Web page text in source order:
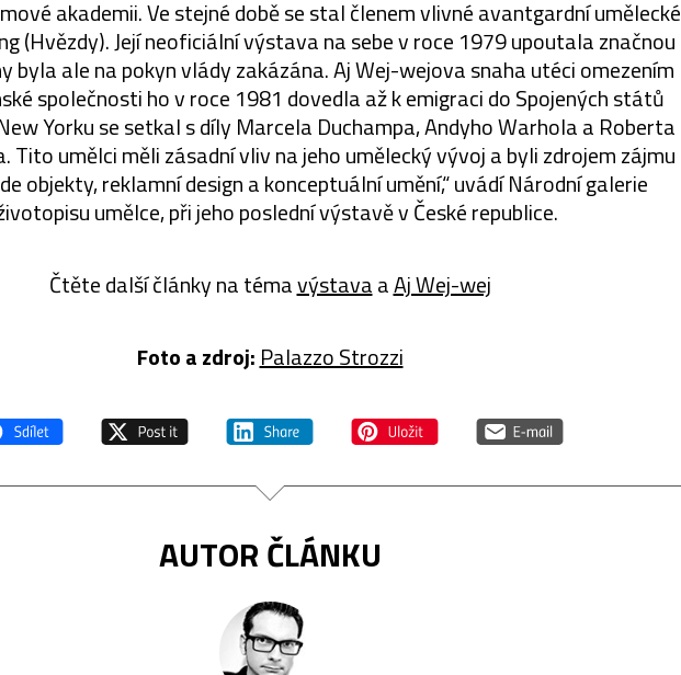
akademii. Ve stejné době se stal členem vlivné avantgardní umělecké
(Hvězdy). Její neoficiální výstava na sebe v roce 1979 upoutala značnou
byla ale na pokyn vlády zakázána. Aj Wej-wejova snaha utéci omezením
společnosti ho v roce 1981 dovedla až k emigraci do Spojených států
Yorku se setkal s díly Marcela Duchampa, Andyho Warhola a Roberta
Tito umělci měli zásadní vliv na jeho umělecký vývoj a byli zdrojem zájmu
objekty, reklamní design a konceptuální umění,“ uvádí Národní galerie
umělce, při jeho poslední výstavě v České republice.
Čtěte další články na témavýstavaaAj Wej-wej
Foto a zdroj: Palazzo Strozzi
AUTOR ČLÁNKU